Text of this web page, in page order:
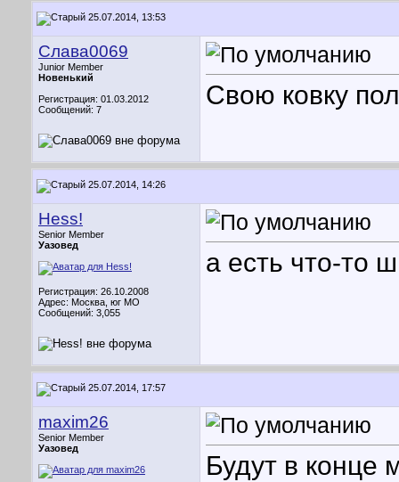
25.07.2014, 13:53
Слава0069
Junior Member
Новенький
Регистрация: 01.03.2012
Сообщений: 7
Свою ковку
25.07.2014, 14:26
Hess!
Senior Member
Уазовед
Регистрация: 26.10.2008
Адрес: Москва, юг МО
Сообщений: 3,055
а есть что-то
25.07.2014, 17:57
maxim26
Senior Member
Уазовед
Будут в конце